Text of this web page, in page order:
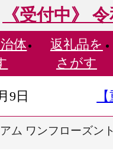
《受付中》
体
返礼品を
さがす
9日
ム ワンフローズン